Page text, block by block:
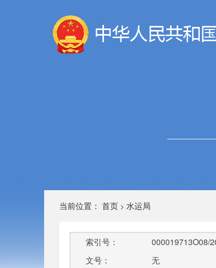
当前位置： 首页 > 水运局
索引号：
000019713O08/
文号：
无